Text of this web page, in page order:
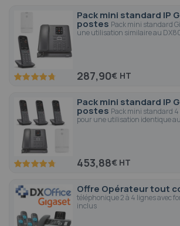
Pack mini standard IP
postes Pack mini standard
une utilisation similaire au
95 100 287,90€
Pack mini standard IP
postes Pack mini standard 4
pour une utilisation identique
95 100 453,88€
Offre Opérateur tout
téléphonique 2 à 4 lignes avec
inclus